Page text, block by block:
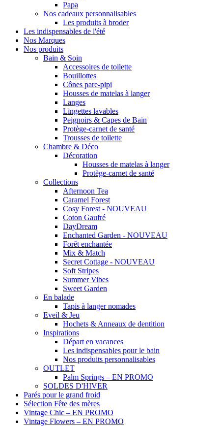
Papa
Nos cadeaux personnalisables
Les produits à broder
Les indispensables de l'été
Nos Marques
Nos produits
Bain & Soin
Accessoires de toilette
Bouillottes
Cônes pare-pipi
Housses de matelas à langer
Langes
Lingettes lavables
Peignoirs & Capes de Bain
Protège-carnet de santé
Trousses de toilette
Chambre & Déco
Décoration
Housses de matelas à langer
Protège-carnet de santé
Collections
Afternoon Tea
Caramel Forest
Cosy Forest - NOUVEAU
Coton Gaufré
DayDream
Enchanted Garden - NOUVEAU
Forêt enchantée
Mix & Match
Secret Cottage - NOUVEAU
Soft Stripes
Summer Vibes
Sweet Garden
En balade
Tapis à langer nomades
Eveil & Jeu
Hochets & Anneaux de dentition
Inspirations
Départ en vacances
Les indispensables pour le bain
Nos produits personnalisables
OUTLET
Palm Springs – EN PROMO
SOLDES D'HIVER
Parés pour le grand froid
Sélection Fête des mères
Vintage Chic – EN PROMO
Vintage Flowers – EN PROMO